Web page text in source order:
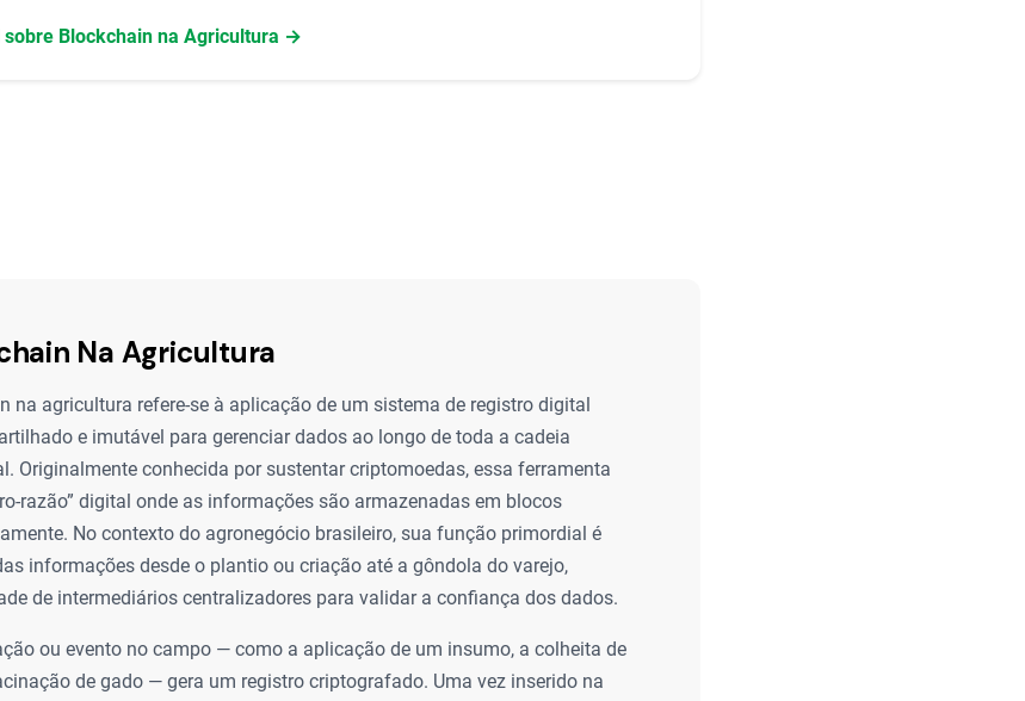
sobre Blockchain na Agricultura →
Na Agricultura
na agricultura refere-se à aplicação de um sistema de registro digital
e imutável para gerenciar dados ao longo de toda a cadeia
Originalmente conhecida por sustentar criptomoedas, essa ferramenta
razão” digital onde as informações são armazenadas em blocos
No contexto do agronegócio brasileiro, sua função primordial é
informações desde o plantio ou criação até a gôndola do varejo,
de intermediários centralizadores para validar a confiança dos dados.
ou evento no campo — como a aplicação de um insumo, a colheita de
de gado — gera um registro criptografado. Uma vez inserido na